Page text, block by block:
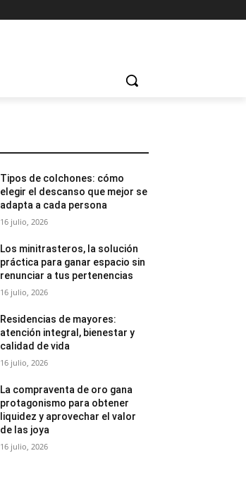
Tipos de colchones: cómo
elegir el descanso que mejor se
adapta a cada persona
16 julio, 2026
Los minitrasteros, la solución
práctica para ganar espacio sin
renunciar a tus pertenencias
16 julio, 2026
Residencias de mayores:
atención integral, bienestar y
calidad de vida
16 julio, 2026
La compraventa de oro gana
protagonismo para obtener
liquidez y aprovechar el valor
de las joya
16 julio, 2026